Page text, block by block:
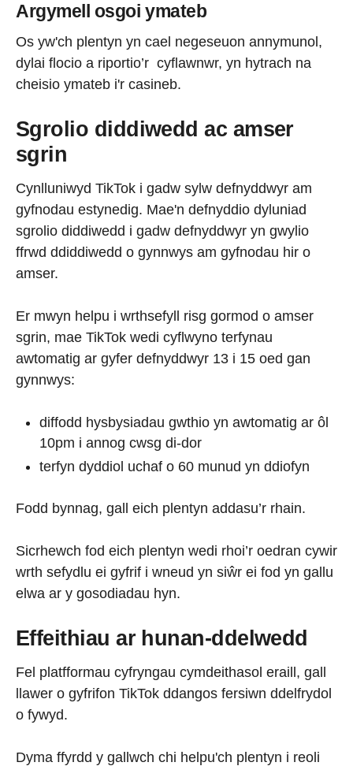
Argymell osgoi ymateb
Os yw'ch plentyn yn cael negeseuon annymunol,
dylai flocio a riportio’r cyflawnwr, yn hytrach na
cheisio ymateb i'r casineb.
Sgrolio diddiwedd ac amser
sgrin
Cynlluniwyd TikTok i gadw sylw defnyddwyr am
gyfnodau estynedig. Mae'n defnyddio dyluniad
sgrolio diddiwedd i gadw defnyddwyr yn gwylio
ffrwd ddiddiwedd o gynnwys am gyfnodau hir o
amser.
Er mwyn helpu i wrthsefyll risg gormod o amser
sgrin, mae TikTok wedi cyflwyno terfynau
awtomatig ar gyfer defnyddwyr 13 i 15 oed gan
gynnwys:
diffodd hysbysiadau gwthio yn awtomatig ar ôl
10pm i annog cwsg di-dor
terfyn dyddiol uchaf o 60 munud yn ddiofyn
Fodd bynnag, gall eich plentyn addasu’r rhain.
Sicrhewch fod eich plentyn wedi rhoi’r oedran cywir
wrth sefydlu ei gyfrif i wneud yn siŵr ei fod yn gallu
elwa ar y gosodiadau hyn.
Effeithiau ar hunan-ddelwedd
Fel platfformau cyfryngau cymdeithasol eraill, gall
llawer o gyfrifon TikTok ddangos fersiwn ddelfrydol
o fywyd.
Dyma ffyrdd y gallwch chi helpu'ch plentyn i reoli